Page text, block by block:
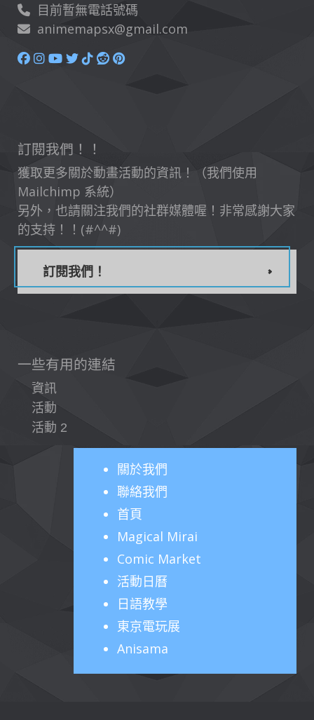
目前暫無電話號碼
animemapsx@gmail.com
訂閱我們！！
獲取更多關於動畫活動的資訊！（我們使用
Mailchimp 系統）
另外，也請關注我們的社群媒體喔！非常感謝大家
的支持！！(#^^#)
訂閱我們！
一些有用的連結
資訊
活動
活動 2
關於我們
聯絡我們
首頁
Magical Mirai
Comic Market
活動日曆
日語教學
東京電玩展
Anisama